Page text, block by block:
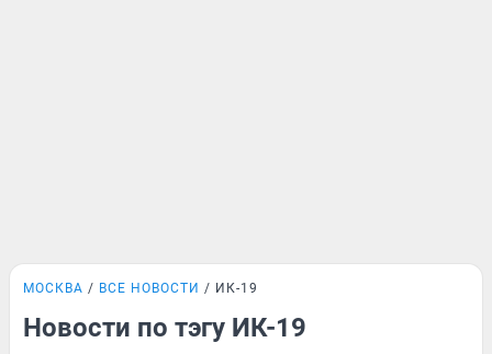
МОСКВА ВСЕ НОВОСТИ ИК-19
Новости по тэгу ИК-19